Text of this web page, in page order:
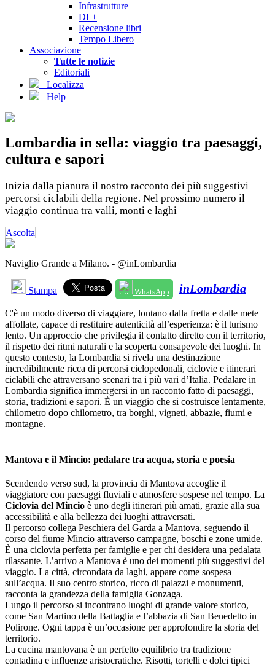
Infrastrutture
DI +
Recensione libri
Tempo Libero
Associazione
Tutte le notizie
Editoriali
Localizza
Help
Lombardia in sella: viaggio tra paesaggi,
cultura e sapori
Inizia dalla pianura il nostro racconto dei più suggestivi
percorsi ciclabili della regione. Nel prossimo numero il
viaggio continua tra valli, monti e laghi
Ascolta
Naviglio Grande a Milano. - @inLombardia
Stampa WhatsApp inLombardia
C'è un modo diverso di viaggiare, lontano dalla fretta e dalle mete
affollate, capace di restituire autenticità all’esperienza: è il turismo
lento. Un approccio che privilegia il contatto diretto con il territorio,
il rispetto dei ritmi naturali e la scoperta consapevole dei luoghi. In
questo contesto, la Lombardia si rivela una destinazione
incredibilmente ricca di percorsi ciclopedonali, ciclovie e itinerari
ciclabili che attraversano scenari tra i più vari d’Italia. Pedalare in
Lombardia significa immergersi in un racconto fatto di paesaggi,
storia, tradizioni e sapori. È un viaggio che si costruisce lentamente,
chilometro dopo chilometro, tra borghi, vigneti, abbazie, fiumi e
montagne.
Mantova e il Mincio: pedalare tra acqua, storia e poesia
Scendendo verso sud, la provincia di Mantova accoglie il
viaggiatore con paesaggi fluviali e atmosfere sospese nel tempo. La
Ciclovia del Mincio è uno degli itinerari più amati, grazie alla sua
accessibilità e alla bellezza dei luoghi attraversati.
Il percorso collega Peschiera del Garda a Mantova, seguendo il
corso del fiume Mincio attraverso campagne, boschi e zone umide.
È una ciclovia perfetta per famiglie e per chi desidera una pedalata
rilassante. L’arrivo a Mantova è uno dei momenti più suggestivi del
viaggio. La città, circondata da laghi, appare come sospesa
sull’acqua. Il suo centro storico, ricco di palazzi e monumenti,
racconta la grandezza della famiglia Gonzaga.
Lungo il percorso si incontrano luoghi di grande valore storico,
come San Martino della Battaglia e l’abbazia di San Benedetto in
Polirone. Ogni tappa è un’occasione per approfondire la storia del
territorio.
La cucina mantovana è un perfetto equilibrio tra tradizione
contadina e influenze aristocratiche. Risotti, tortelli e dolci tipici